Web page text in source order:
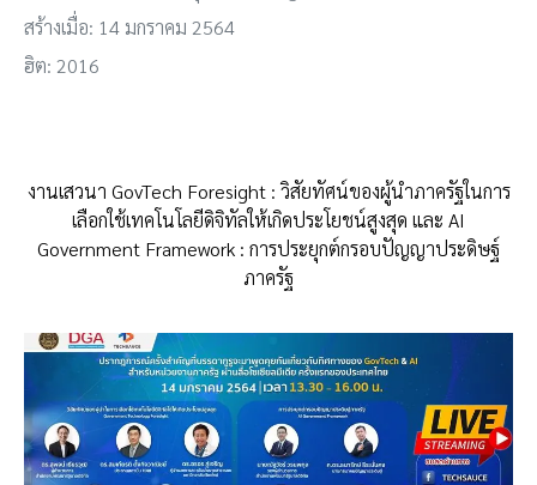
สร้างเมื่อ: 14 มกราคม 2564
ฮิต: 2016
งานเสวนา GovTech Foresight : วิสัยทัศน์ของผู้นำภาครัฐในการ
เลือกใช้เทคโนโลยีดิจิทัลให้เกิดประโยชน์สูงสุด และ AI
Government Framework : การประยุกต์กรอบปัญญาประดิษฐ์
ภาครัฐ